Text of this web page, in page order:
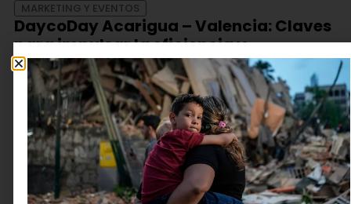
MARKETING Y EVENTOS
DaycoDay Acarigua – Valencia: Claves
para impulsar la eficiencia y
rentabilidad en la región
junio 17, 2026